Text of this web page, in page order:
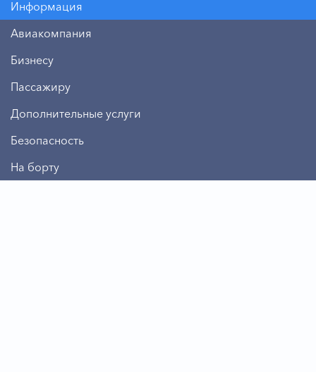
Информация
Авиакомпания
Бизнесу
Пассажиру
Дополнительные услуги
Безопасность
На борту